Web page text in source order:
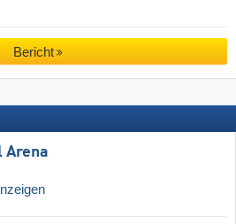
Bericht